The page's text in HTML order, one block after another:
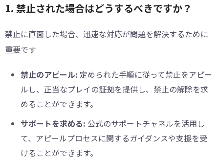
1. 禁止された場合はどうするべきですか？
禁止に直面した場合、迅速な対応が問題を解決するために
重要です
禁止のアピール: 定められた手順に従って禁止をアピー
ルし、正当なプレイの証拠を提供し、禁止の解除を求
めることができます。
サポートを求める: 公式のサポートチャネルを活用し
て、アピールプロセスに関するガイダンスや支援を受
けることができます。